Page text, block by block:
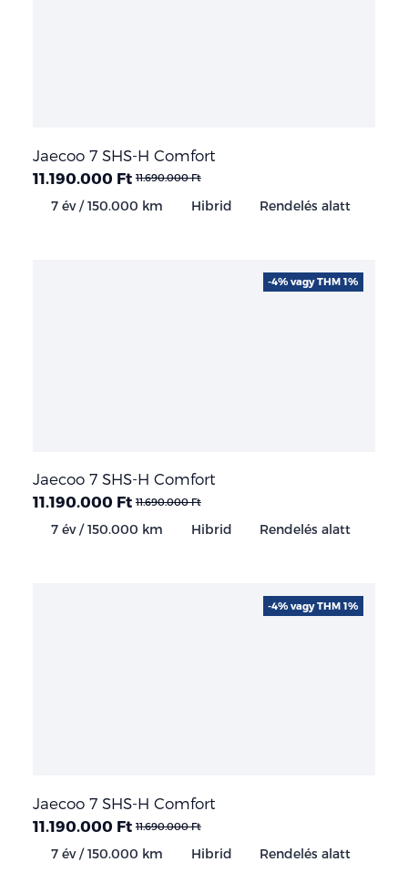
Jaecoo 7 SHS-H Comfort
11.190.000 Ft 11.690.000 Ft
7 év / 150.000 km Hibrid Rendelés alatt
Jaecoo 7 SHS-H Comfort
11.190.000 Ft 11.690.000 Ft
7 év / 150.000 km Hibrid Rendelés alatt
-4% vagy THM 1%
Jaecoo 7 SHS-H Comfort
11.190.000 Ft 11.690.000 Ft
7 év / 150.000 km Hibrid Rendelés alatt
-4% vagy THM 1%